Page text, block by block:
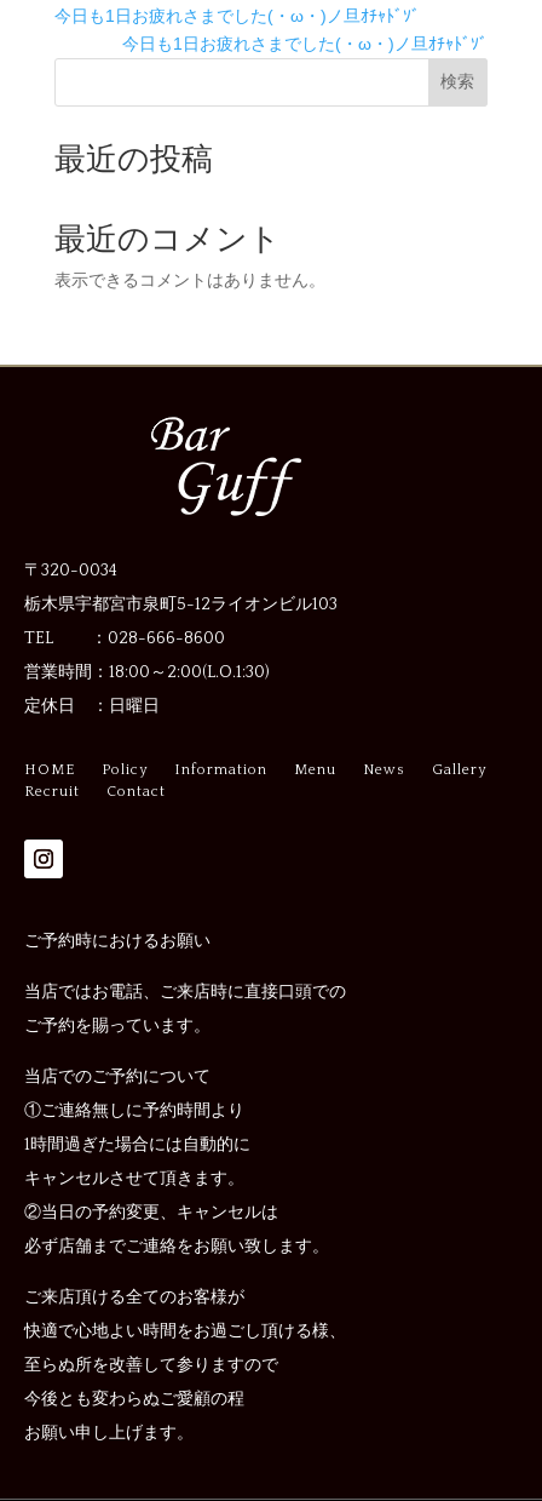
今日も1日お疲れさまでした(・ω・)ノ旦ｵﾁｬﾄﾞｿﾞ
今日も1日お疲れさまでした(・ω・)ノ旦ｵﾁｬﾄﾞｿﾞ
検索
最近の投稿
最近のコメント
表示できるコメントはありません。
〒320-0034
栃木県宇都宮市泉町5-12ライオンビル103
TEL ：028-666-8600
営業時間： 18:00～2:00(L.O.1:30)
定休日 ： 日曜日
HOME Policy Information Menu News
Gallery
Recruit
Contact
ご予約時におけるお願い
当店ではお電話、ご来店時に直接口頭での
ご予約を賜っています。
当店でのご予約について
①ご連絡無しに予約時間より
1時間過ぎた場合には自動的に
キャンセルさせて頂きます。
②当日の予約変更、キャンセルは
必ず店舗までご連絡をお願い致します。
ご来店頂ける全てのお客様が
快適で心地よい時間をお過ごし頂ける様、
至らぬ所を改善して参りますので
今後とも変わらぬご愛顧の程
お願い申し上げます。